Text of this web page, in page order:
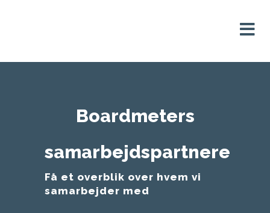
Boardmeters
samarbejdspartnere
Få et overblik over hvem vi
samarbejder med